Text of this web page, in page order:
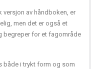
versjon av håndboken, er
men det er også et
begreper for et fagområde
både i trykt form og som